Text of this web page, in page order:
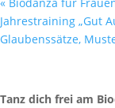
Jahrestraining „Gut
Glaubenssätze,
Tanz dich frei am